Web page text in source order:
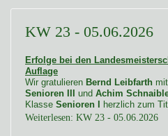
KW 23 - 05.06.2026
Erfolge bei den
Auflage
Wir gratulieren Bernd Leibfarth mit
Senioren III
und Achim
Klasse Senioren I herzlich zum
Weiterlesen: KW 23 - 05.06.2026